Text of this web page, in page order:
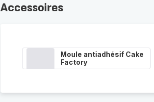
Accessoires
Moule antiadhésif Cake
Factory